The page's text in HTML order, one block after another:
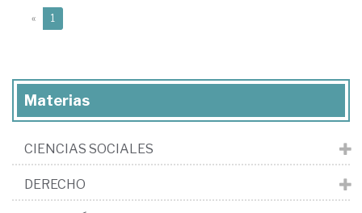
« 1
Materias
CIENCIAS SOCIALES
DERECHO